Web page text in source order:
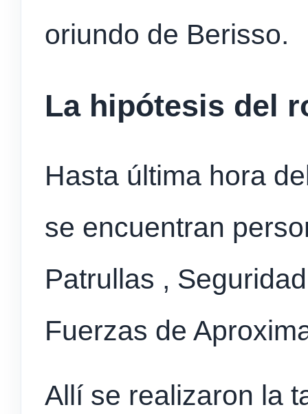
oriundo de Berisso.
La hipótesis del
Hasta última hora
se encuentran
Patrullas ,
Fuerzas de
Allí se realizaron la